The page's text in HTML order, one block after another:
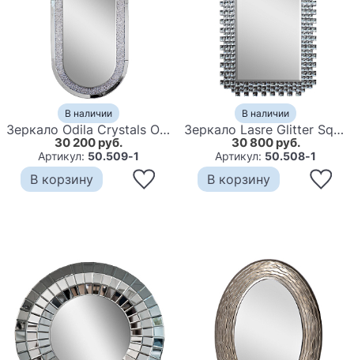
В наличии
Зеркало Odila Crystals Oval Mirror
30 200 руб.
Артикул: 50.509-1
В корзину
В наличии
Зеркало Lasre Glitter Squares Mirror
30 800 руб.
Артикул: 50.508-1
В корзину